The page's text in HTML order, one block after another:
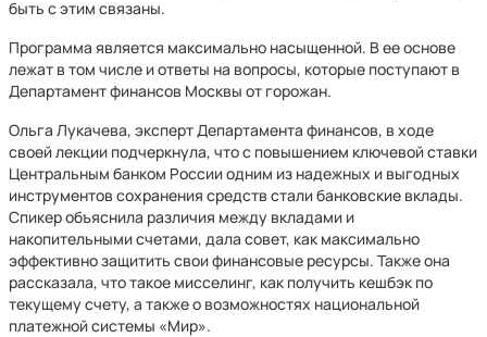
быть с этим связаны.
Программа является максимально насыщенной. В ее основе
лежат в том числе и ответы на вопросы, которые поступают в
Департамент финансов Москвы от горожан.
Ольга Лукачева, эксперт Департамента финансов, в ходе
своей лекции подчеркнула, что с повышением ключевой ставки
Центральным банком России одним из надежных и выгодных
инструментов сохранения средств стали банковские вклады.
Спикер объяснила различия между вкладами и
накопительными счетами, дала совет, как максимально
эффективно защитить свои финансовые ресурсы. Также она
рассказала, что такое мисселинг, как получить кешбэк по
текущему счету, а также о возможностях национальной
платежной системы «Мир».